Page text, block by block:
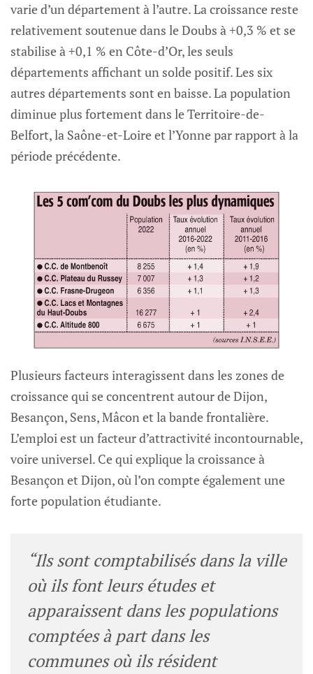
varie d’un département à l’autre. La croissance reste
relativement soutenue dans le Doubs à +0,3 % et se
stabilise à +0,1 % en Côte-d’Or, les seuls
départements affichant un solde positif. Les six
autres départements sont en baisse. La population
diminue plus fortement dans le Territoire-de-
Belfort, la Saône-et-Loire et l’Yonne par rapport à la
période précédente.
Plusieurs facteurs interagissent dans les zones de
croissance qui se concentrent autour de Dijon,
Besançon, Sens, Mâcon et la bande frontalière.
L’emploi est un facteur d’attractivité incontournable,
voire universel. Ce qui explique la croissance à
Besançon et Dijon, où l’on compte également une
forte population étudiante.
“Ils sont comptabilisés dans la ville
où ils font leurs études et
apparaissent dans les populations
comptées à part dans les
communes où ils résident